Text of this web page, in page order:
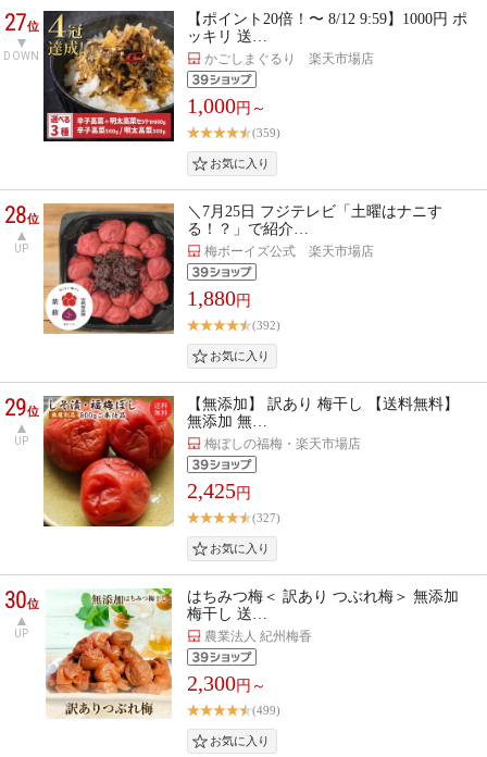
27位
DOWN
【ポイント20倍！〜 8/12 9:59】1000円 ポ
ッキリ 送…
かごしまぐるり 楽天市場店
1,000円～
(359)
28位
UP
＼7月25日 フジテレビ「土曜はナニす
る！？」で紹介…
梅ボーイズ公式 楽天市場店
1,880円
(392)
29位
UP
【無添加】 訳あり 梅干し 【送料無料】
無添加 無…
梅ぼしの福梅・楽天市場店
2,425円
(327)
30位
UP
はちみつ梅＜ 訳あり つぶれ梅＞ 無添加
梅干し 送…
農業法人 紀州梅香
2,300円～
(499)